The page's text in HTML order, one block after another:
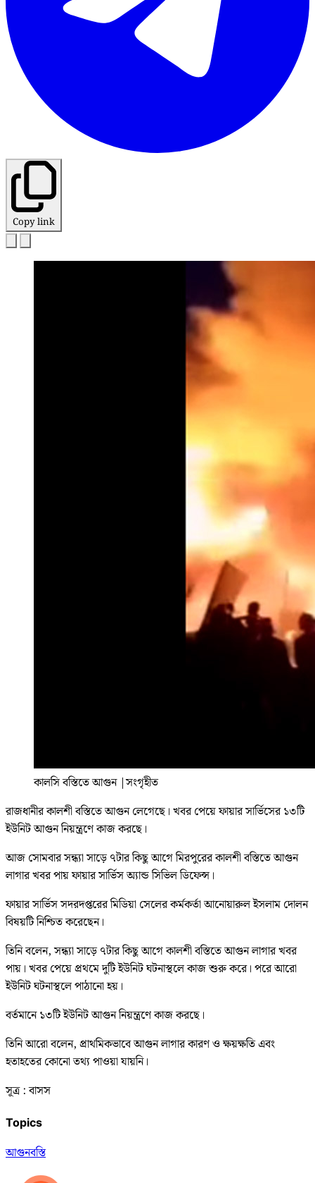
Copy link
কালসি বস্তিতে আগুন |সংগৃহীত
রাজধানীর কালশী বস্তিতে আগুন লেগেছে। খবর পেয়ে ফায়ার সার্ভিসের ১৩টি
ইউনিট আগুন নিয়ন্ত্রণে কাজ করছে।
আজ সোমবার সন্ধ্যা সাড়ে ৭টার কিছু আগে মিরপুরের কালশী বস্তিতে আগুন
লাগার খবর পায় ফায়ার সার্ভিস অ্যান্ড সিভিল ডিফেন্স।
ফায়ার সার্ভিস সদরদপ্তরের মিডিয়া সেলের কর্মকর্তা আনোয়ারুল ইসলাম দোলন
বিষয়টি নিশ্চিত করেছেন।
তিনি বলেন, সন্ধ্যা সাড়ে ৭টার কিছু আগে কালশী বস্তিতে আগুন লাগার খবর
পায়। খবর পেয়ে প্রথমে দুটি ইউনিট ঘটনাস্থলে কাজ শুরু করে। পরে আরো
ইউনিট ঘটনাস্থলে পাঠানো হয়।
বর্তমানে ১৩টি ইউনিট আগুন নিয়ন্ত্রণে কাজ করছে।
তিনি আরো বলেন, প্রাথমিকভাবে আগুন লাগার কারণ ও ক্ষয়ক্ষতি এবং
হতাহতের কোনো তথ্য পাওয়া যায়নি।
সূত্র : বাসস
Topics
আগুনবস্তি